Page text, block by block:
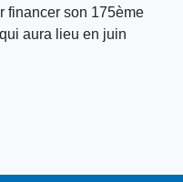
financer son 175ème
aura lieu en juin